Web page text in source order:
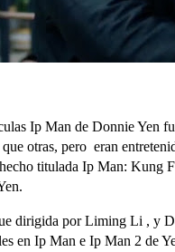
Ip Man de Donnie Yen
que otras, pero eran
titulada Ip Man: Kung
dirigida por Liming Li , y
en Ip Man e Ip Man 2 de